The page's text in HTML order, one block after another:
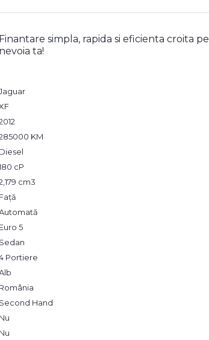
Finantare simpla, rapida si eficienta croita pe
nevoia ta!
KM
Diesel
cP
cm3
Față
Euro 5
Sedan
Portiere
România
Second Hand
Nu
Nu